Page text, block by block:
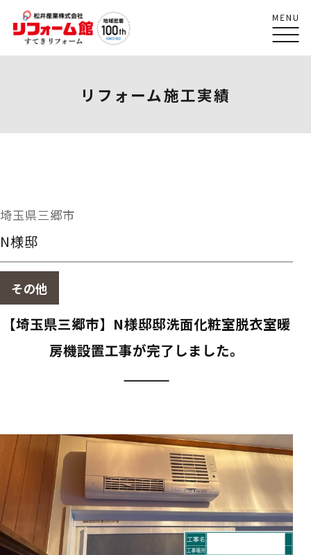
リフォーム施工実績
埼玉県三郷市
N様邸
その他
【埼玉県三郷市】N様邸邸洗面化粧室脱衣室暖
房機設置工事が完了しました。